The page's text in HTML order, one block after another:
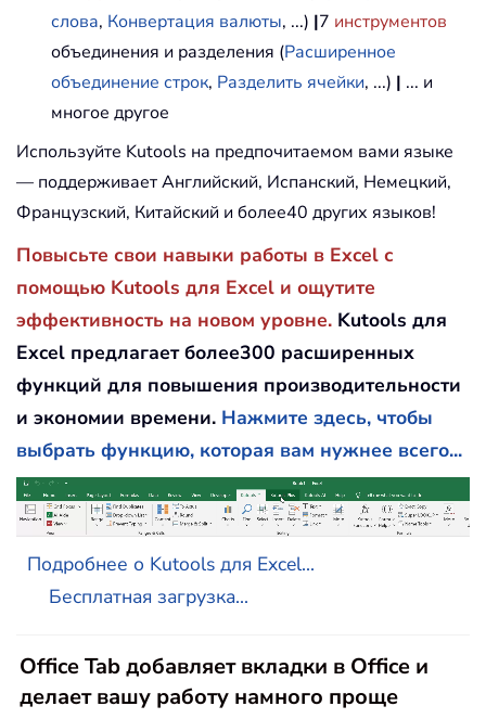
слова, Конвертация валюты, ...) |7 инструментов
объединения и разделения (Расширенное
объединение строк, Разделить ячейки, ...) | ... и
многое другое
Используйте Kutools на предпочитаемом вами языке
— поддерживает Английский, Испанский, Немецкий,
Французский, Китайский и более40 других языков!
Повысьте свои навыки работы в Excel с
помощью Kutools для Excel и ощутите
эффективность на новом уровне. Kutools для
Excel предлагает более300 расширенных
функций для повышения производительности
и экономии времени. Нажмите здесь, чтобы
выбрать функцию, которая вам нужнее всего...
Подробнее о Kutools для Excel...
Бесплатная загрузка...
Office Tab добавляет вкладки в Office и
делает вашу работу намного проще